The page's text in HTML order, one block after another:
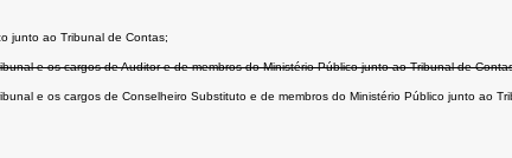
junto ao Tribunal de Contas;
e os cargos de Auditor e de membros do Ministério Público junto ao Tribunal de
e os cargos de Conselheiro Substituto e de membros do Ministério Público junto ao